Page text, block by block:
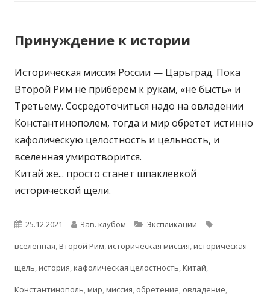
Принуждение к истории
Историческая миссия России — Царьград. Пока
Второй Рим не приберем к рукам, «не бысть» и
Третьему. Сосредоточиться надо на овладении
Константинополем, тогда и мир обретет истинно
кафолическую целостность и цельность, и
вселенная умиротворится.
Китай же... просто станет шпаклевкой
исторической щели.
Опубликовано
25.12.2021 Автор
Зав. клубом Рубрики
Экспликации
вселенная,Второй Рим,историческая миссия,историческая
щель,история,кафолическая целостность,Китай,
Константинополь,мир,миссия, обретение, овладение,